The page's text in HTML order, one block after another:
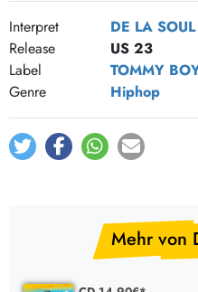
Interpret
DE LA SOUL
Release
US 23
Label
TOMMY
Genre
Hiphop
Mehr von